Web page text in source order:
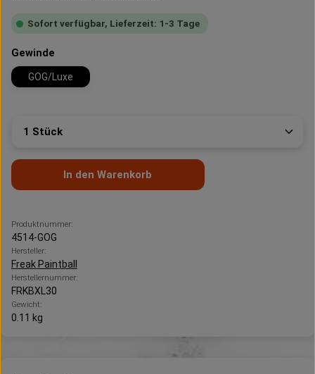
Sofort verfügbar, Lieferzeit: 1-3 Tage
Gewinde
GOG/Luxe
Produkt Anzahl: Gib den gewünschten Wert ein
In den Warenkorb
Produktnummer:
4514-GOG
Hersteller:
Freak Paintball
Herstellernummer:
FRKBXL30
Gewicht:
0.11 kg